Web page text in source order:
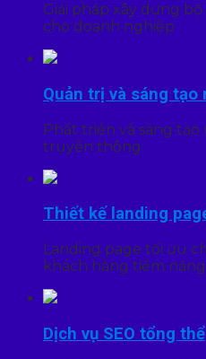
Giải pháp xây dựng
cho doanh nghiệp
Quản trị và sáng tạo
Phát triển và sáng
truyền thông
Thiết kế landing
Landing page tối ưu
khách hàng tiềm năng
Dịch vụ SEO tổng thể